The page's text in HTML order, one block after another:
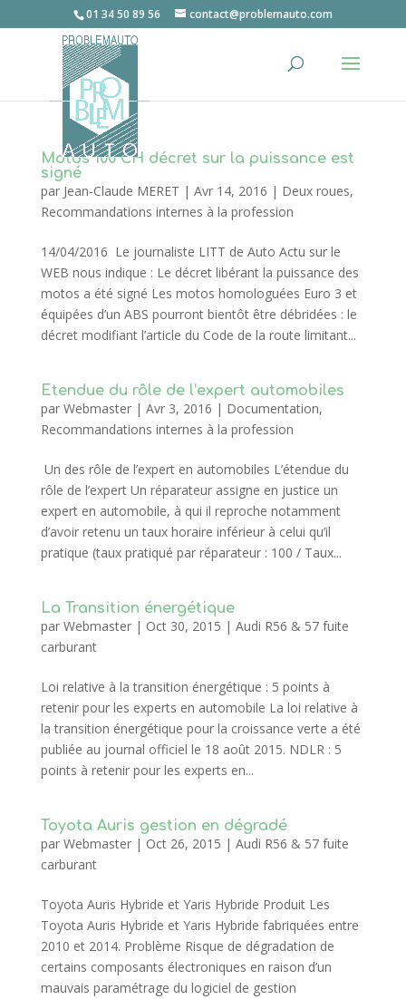
01 34 50 89 56 contact@problemauto.com
Motos 100 CH décret sur la puissance est
signé
par Jean-Claude MERET | Avr 14, 2016 | Deux roues,
Recommandations internes à la profession
14/04/2016 Le journaliste LITT de Auto Actu sur le
WEB nous indique : Le décret libérant la puissance des
motos a été signé Les motos homologuées Euro 3 et
équipées d’un ABS pourront bientôt être débridées : le
décret modifiant l’article du Code de la route limitant...
Etendue du rôle de l’expert automobiles
par Webmaster| Avr 3, 2016 | Documentation,
Recommandations internes à la profession
Un des rôle de l’expert en automobiles L’étendue du
rôle de l’expert Un réparateur assigne en justice un
expert en automobile, à qui il reproche notamment
d’avoir retenu un taux horaire inférieur à celui qu’il
pratique (taux pratiqué par réparateur : 100 / Taux...
La Transition énergétique
par Webmaster| Oct 30, 2015 | Audi R56 & 57 fuite
carburant
Loi relative à la transition énergétique : 5 points à
retenir pour les experts en automobile La loi relative à
la transition énergétique pour la croissance verte a été
publiée au journal officiel le 18 août 2015. NDLR : 5
points à retenir pour les experts en...
Toyota Auris gestion en dégradé
par Webmaster| Oct 26, 2015 | Audi R56 & 57 fuite
carburant
Toyota Auris Hybride et Yaris Hybride Produit Les
Toyota Auris Hybride et Yaris Hybride fabriquées entre
2010 et 2014. Problème Risque de dégradation de
certains composants électroniques en raison d’un
mauvais paramétrage du logiciel de gestion